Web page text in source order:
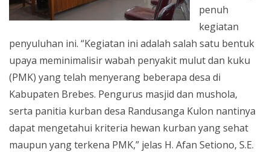
penuh
kegiatan
penyuluhan ini. “Kegiatan ini adalah salah satu bentuk
upaya meminimalisir wabah penyakit mulut dan kuku
(PMK) yang telah menyerang beberapa desa di
Kabupaten Brebes. Pengurus masjid dan mushola,
serta panitia kurban desa Randusanga Kulon nantinya
dapat mengetahui kriteria hewan kurban yang sehat
maupun yang terkena PMK,” jelas H. Afan Setiono, S.E.